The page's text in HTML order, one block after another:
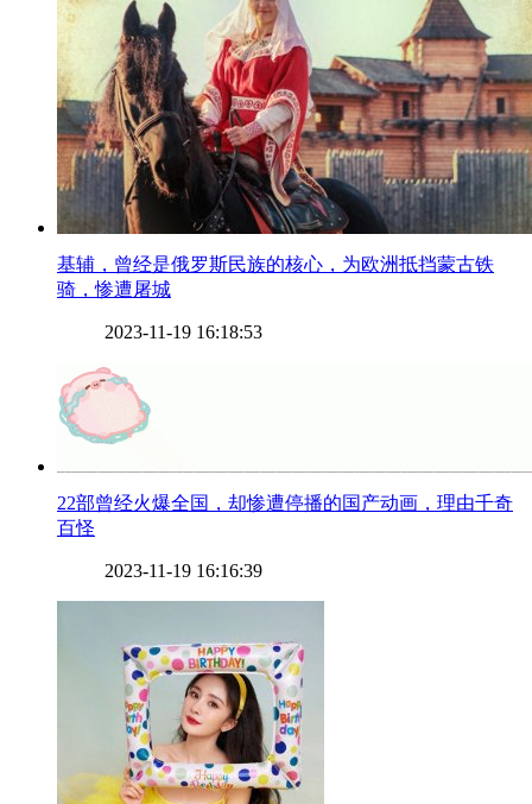
​基辅，曾经是俄罗斯民族的核心，为欧洲抵挡蒙古铁
骑，惨遭屠城
2023-11-19 16:18:53
​22部曾经火爆全国，却惨遭停播的国产动画，理由千奇
百怪
2023-11-19 16:16:39